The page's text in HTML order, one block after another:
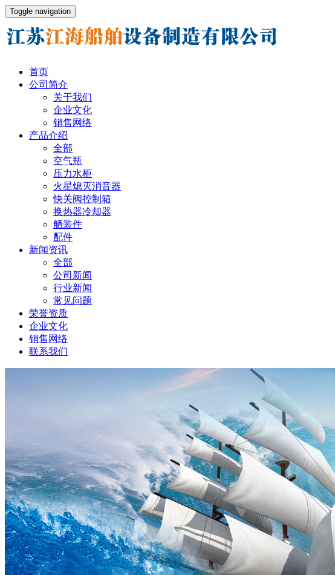
Toggle navigation
首页
公司简介
关于我们
企业文化
销售网络
产品介绍
全部
空气瓶
压力水柜
火星熄灭消音器
快关阀控制箱
换热器冷却器
舾装件
配件
新闻资讯
全部
公司新闻
行业新闻
常见问题
荣誉资质
企业文化
销售网络
联系我们